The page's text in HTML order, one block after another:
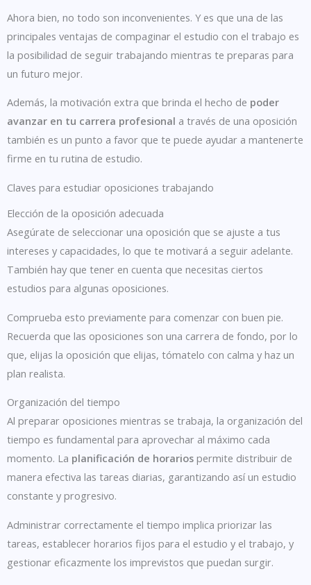
Ahora bien, no todo son inconvenientes. Y es que una de las
principales ventajas de compaginar el estudio con el trabajo es
la posibilidad de seguir trabajando mientras te preparas para
un futuro mejor.
Además, la motivación extra que brinda el hecho de poder
avanzar en tu carrera profesional a través de una oposición
también es un punto a favor que te puede ayudar a mantenerte
firme en tu rutina de estudio.
Claves para estudiar oposiciones trabajando
Elección de la oposición adecuada
Asegúrate de seleccionar una oposición que se ajuste a tus
intereses y capacidades, lo que te motivará a seguir adelante.
También hay que tener en cuenta que necesitas ciertos
estudios para algunas oposiciones.
Comprueba esto previamente para comenzar con buen pie.
Recuerda que las oposiciones son una carrera de fondo, por lo
que, elijas la oposición que elijas, tómatelo con calma y haz un
plan realista.
Organización del tiempo
Al preparar oposiciones mientras se trabaja, la organización del
tiempo es fundamental para aprovechar al máximo cada
momento. La planificación de horarios permite distribuir de
manera efectiva las tareas diarias, garantizando así un estudio
constante y progresivo.
Administrar correctamente el tiempo implica priorizar las
tareas, establecer horarios fijos para el estudio y el trabajo, y
gestionar eficazmente los imprevistos que puedan surgir.